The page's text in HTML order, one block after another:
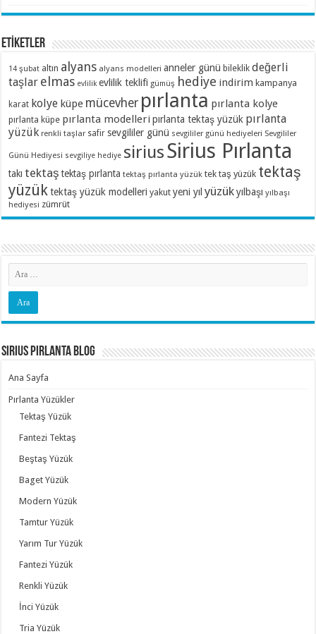
ETİKETLER
14 şubat altın alyans alyans modelleri anneler günü bileklik değerli
taşlar elmas evlilik evlilik teklifi gümüş hediye indirim kampanya
karat kolye küpe mücevher pırlanta pırlanta kolye
pırlanta küpe pırlanta modelleri pırlanta tektaş yüzük pırlanta
yüzük renkli taşlar safir sevgililer günü sevgililer günü hediyeleri Sevgililer
Günü Hediyesi sevgiliye hediye siriusSirius Pırlanta
takı tektaş tektaş pırlanta tektaş pırlanta yüzük tek taş yüzük tektaş
yüzük tektaş yüzük modelleri yakut yeni yıl yüzük yılbaşı yılbaşı
hediyesi zümrüt
Sirius Pırlanta Blog
Ana Sayfa
Pırlanta Yüzükler
Tektaş Yüzük
Fantezi Tektaş
Beştaş Yüzük
Baget Yüzük
Modern Yüzük
Tamtur Yüzük
Yarım Tur Yüzük
Fantezi Yüzük
Renkli Yüzük
İnci Yüzük
Tria Yüzük